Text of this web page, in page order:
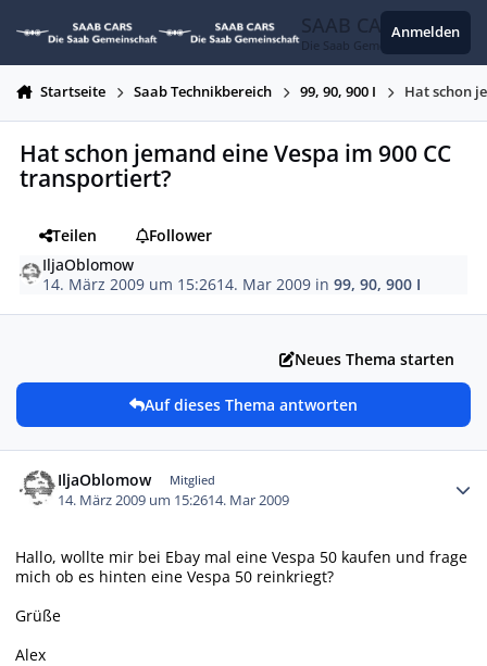
SAAB CARS
Die Saab Gemeinschaft
Anmelden
Startseite Saab Technikbereich 99, 90, 900 I Hat schon
Hat schon jemand eine Vespa im 900 CC
transportiert?
Teilen
Follower
IljaOblomow
14. März 2009 um 15:2614. Mar 2009 in99, 90, 900 I
Neues Thema starten
Auf dieses Thema antworten
IljaOblomow Mitglied
14. März 2009 um 15:2614. Mar 2009
Hallo, wollte mir bei Ebay mal eine Vespa 50 kaufen und frage
mich ob es hinten eine Vespa 50 reinkriegt?
Grüße
Alex